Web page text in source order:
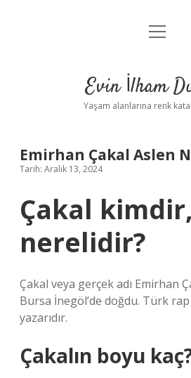
Anasayfa
Yasal Uyarı
menüyü
Evin İlham
Yaşam alanlarına renk
Emirhan Çakal Aslen
Tarih: Aralık 13, 2024
Çakal kimdir,
nerelidir?
Çakal veya gerçek adı Emirhan
Bursa İnegöl’de doğdu. Türk rap
yazarıdır.
Çakalın boyu